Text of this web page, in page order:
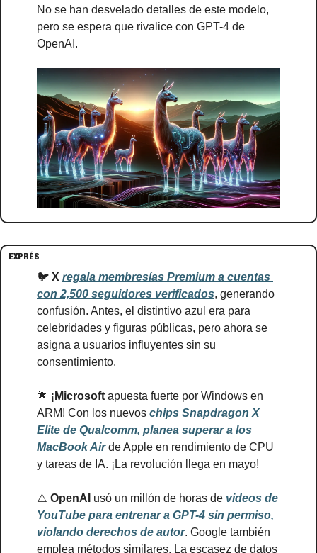
No se han desvelado detalles de este modelo,
pero se espera que rivalice con GPT-4 de
OpenAI.
EXPRÉS
🐦 X regala membresías Premium a cuentas
con 2,500 seguidores verificados, generando
confusión. Antes, el distintivo azul era para
celebridades y figuras públicas, pero ahora se
asigna a usuarios influyentes sin su
consentimiento.
🌟 ¡ Microsoft apuesta fuerte por Windows en
ARM! Con los nuevos chips Snapdragon X
Elite de Qualcomm, planea superar a los
MacBook Air de Apple en rendimiento de CPU
y tareas de IA. ¡La revolución llega en mayo!
⚠️ OpenAI usó un millón de horas de videos de
YouTube para entrenar a GPT-4 sin permiso,
violando derechos de autor. Google también
emplea métodos similares. La escasez de datos